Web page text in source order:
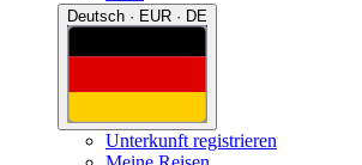
Deutsch · EUR · DE
Unterkunft registrieren